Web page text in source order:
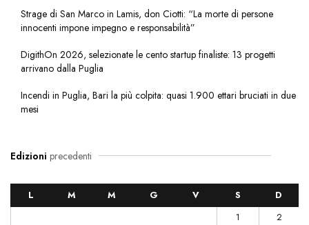
Strage di San Marco in Lamis, don Ciotti: “La morte di persone
innocenti impone impegno e responsabilità”
DigithOn 2026, selezionate le cento startup finaliste: 13 progetti
arrivano dalla Puglia
Incendi in Puglia, Bari la più colpita: quasi 1.900 ettari bruciati in due
mesi
Edizioni precedenti
L M M G V S
D
1
2